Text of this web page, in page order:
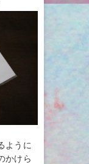
ように
かけら